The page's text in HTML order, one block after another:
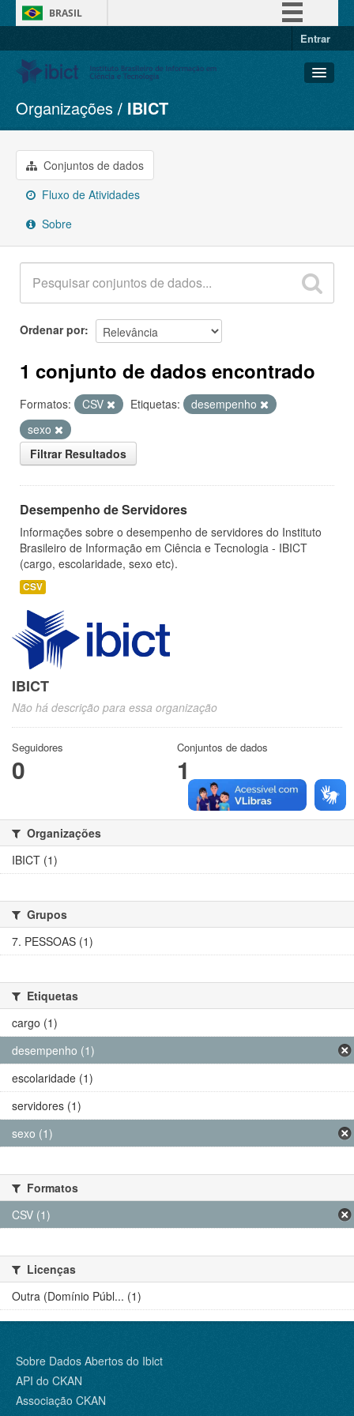
BRASIL
Entrar
Conjuntos de dados
Organizações
Grupos
Sobre
Organizações IBICT
Conjuntos de dados
Fluxo de Atividades
Sobre
Ordenar por
1 conjunto de dados encontrado
Formatos: CSV Etiquetas:
desempenho
sexo
Filtrar Resultados
Desempenho de Servidores
Informações sobre o desempenho de servidores do Instituto
Brasileiro de Informação em Ciência e Tecnologia - IBICT
(cargo, escolaridade, sexo etc).
CSV
IBICT
Não há descrição para essa organização
Seguidores
0
Conjuntos de dados
1
Organizações
IBICT (1)
Grupos
7. PESSOAS (1)
Etiquetas
cargo (1)
desempenho (1)
escolaridade (1)
servidores (1)
sexo (1)
Formatos
CSV (1)
Licenças
Outra (Domínio Públ... (1)
Sobre Dados Abertos do Ibict
API do CKAN
Associação CKAN